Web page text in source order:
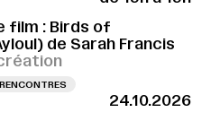
film : Birds of
de Sarah Francis
RENCONTRES
24.10.2026